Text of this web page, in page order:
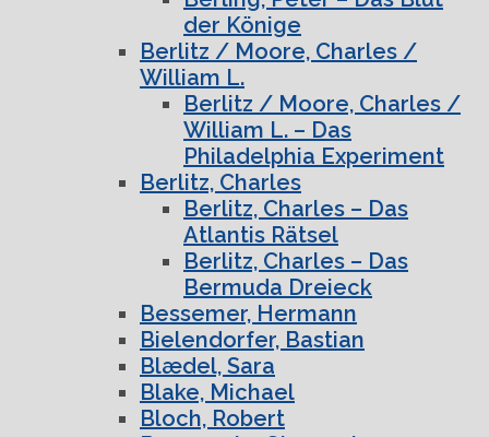
der Könige
Berlitz / Moore, Charles /
William L.
Berlitz / Moore, Charles /
William L. – Das
Philadelphia Experiment
Berlitz, Charles
Berlitz, Charles – Das
Atlantis Rätsel
Berlitz, Charles – Das
Bermuda Dreieck
Bessemer, Hermann
Bielendorfer, Bastian
Blædel, Sara
Blake, Michael
Bloch, Robert